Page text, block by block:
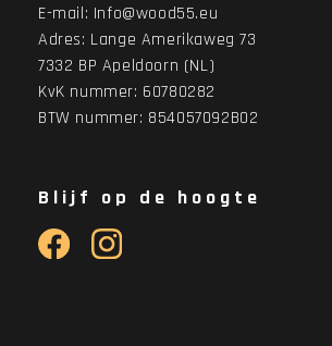
E-mail: Info@wood55.eu
Adres: Lange Amerikaweg 73
7332 BP Apeldoorn (NL)
KvK nummer: 60780282
BTW nummer: 854057092B02
Blijf op de hoogte